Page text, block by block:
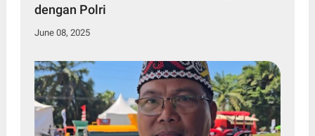
dengan Polri
June 08, 2025